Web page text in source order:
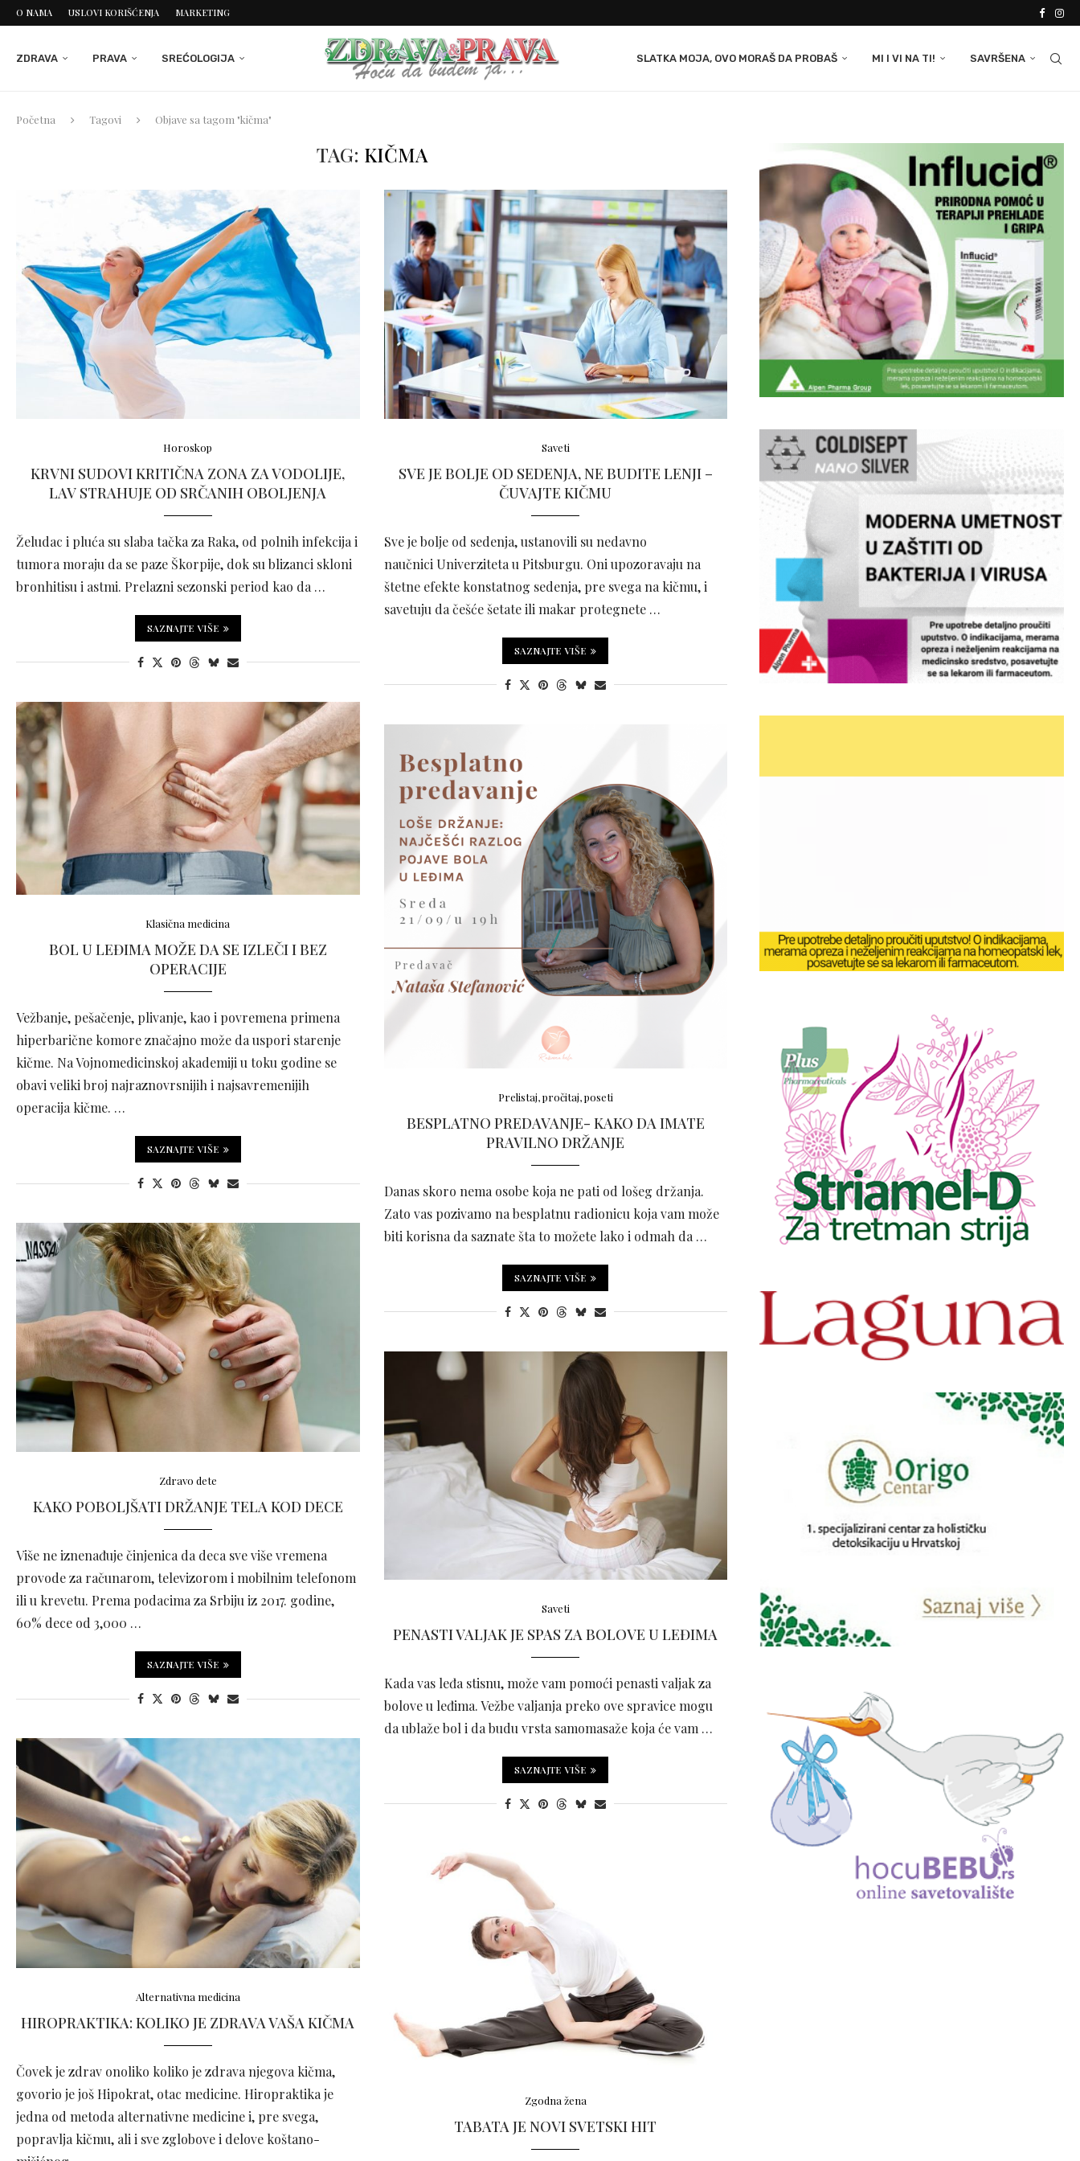
O NAMA USLOVI KORIŠĆENJA MARKETING
ZDRAVA PRAVA SREĆOLOGIJA SLATKA MOJA, OVO MORAŠ DA PROBAŠ MI I VI NA TI! SAVRŠENA
Početna Tagovi Objave sa tagom "kičma"
TAG: KIČMA
Horoskop
KRVNI SUDOVI KRITIČNA ZONA ZA VODOLIJE,
LAV STRAHUJE OD SRČANIH OBOLJENJA
Želudac i pluća su slaba tačka za Raka, od polnih infekcija i
tumora moraju da se paze Škorpije, dok su blizanci skloni
bronhitisu i astmi. Prelazni sezonski period kao da …
SAZNAJTE VIŠE
Saveti
SVE JE BOLJE OD SEDENJA, NE BUDITE LENJI –
ČUVAJTE KIČMU
Sve je bolje od sedenja, ustanovili su nedavno
naučnici Univerziteta u Pitsburgu. Oni upozoravaju na
štetne efekte konstatnog sedenja, pre svega na kičmu, i
savetuju da češće šetate ili makar protegnete …
SAZNAJTE VIŠE
Klasična medicina
BOL U LEĐIMA MOŽE DA SE IZLEČI I BEZ
OPERACIJE
​Vežbanje, pešačenje, plivanje, kao i povremena primena
hiperbarične komore značajno može da uspori starenje
kičme. Na Vojnomedicinskoj akademiji u toku godine se
obavi veliki broj najraznovrsnijih i najsavremenijih
operacija kičme. …
SAZNAJTE VIŠE
Prelistaj, pročitaj, poseti
BESPLATNO PREDAVANJE- KAKO DA IMATE
PRAVILNO DRŽANJE
Danas skoro nema osobe koja ne pati od lošeg držanja.
Zato vas pozivamo na besplatnu radionicu koja vam može
biti korisna da saznate šta to možete lako i odmah da …
SAZNAJTE VIŠE
Zdravo dete
KAKO POBOLJŠATI DRŽANJE TELA KOD DECE
Više ne iznenađuje činjenica da deca sve više vremena
provode za računarom, televizorom i mobilnim telefonom
ili u krevetu. Prema podacima za Srbiju iz 2017. godine,
60% dece od 3,000 …
SAZNAJTE VIŠE
Saveti
PENASTI VALJAK JE SPAS ZA BOLOVE U LEĐIMA
Kada vas leđa stisnu, može vam pomoći penasti valjak za
bolove u leđima. Vežbe valjanja preko ove spravice mogu
da ublaže bol i da budu vrsta samomasaže koja će vam …
SAZNAJTE VIŠE
Alternativna medicina
HIROPRAKTIKA: KOLIKO JE ZDRAVA VAŠA KIČMA
Čovek je zdrav onoliko koliko je zdrava njegova kičma,
govorio je još Hipokrat, otac medicine. Hiropraktika je
jedna od metoda alternativne medicine i, pre svega,
popravlja kičmu, ali i sve zglobove i delove koštano-
Zgodna žena
TABATA JE NOVI SVETSKI HIT